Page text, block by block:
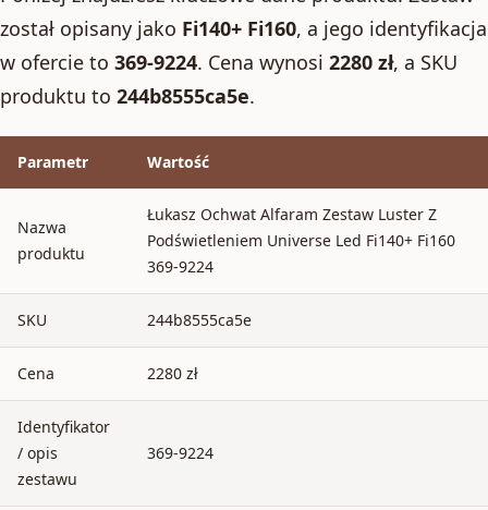
został opisany jako Fi140+ Fi160, a jego identyfikacja
w ofercie to 369-9224. Cena wynosi 2280 zł, a SKU
produktu to 244b8555ca5e.
Parametr Wartość
Nazwa
produktu
Łukasz Ochwat Alfaram Zestaw Luster Z
Podświetleniem Universe Led Fi140+ Fi160
369-9224
SKU 244b8555ca5e
Cena 2280 zł
Identyfikator
/ opis
zestawu
369-9224